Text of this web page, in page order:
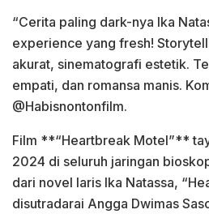
“Cerita paling dark-nya Ika
experience yang fresh!
akurat, sinematografi estetik.
empati, dan romansa manis.
@Habisnontonfilm.
Film **“Heartbreak Motel”**
2024 di seluruh jaringan
dari novel laris Ika Natassa,
disutradarai Angga Dwimas